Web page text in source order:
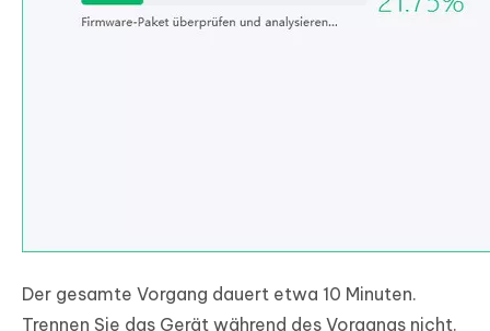
Der gesamte Vorgang dauert etwa 10 Minuten.
Trennen Sie das Gerät während des Vorgangs nicht.